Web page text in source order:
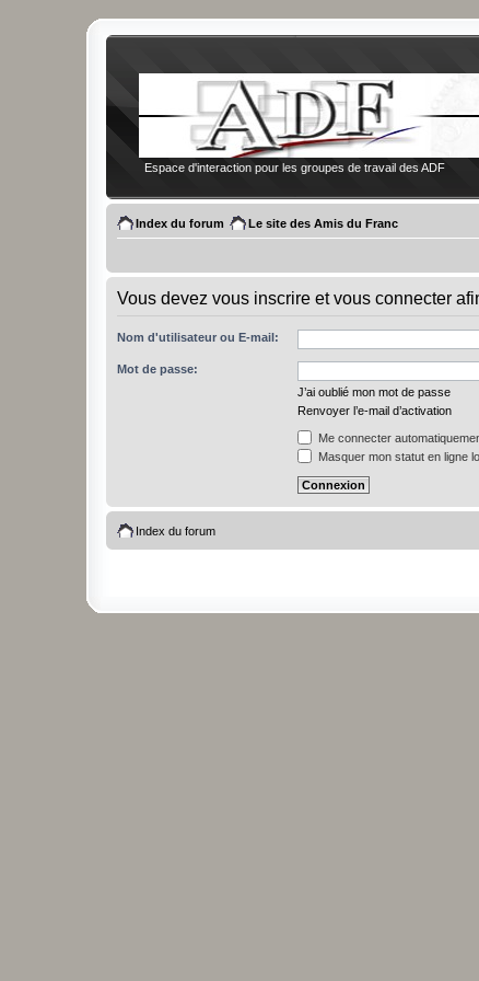
Espace d'interaction pour les groupes de travail des ADF
Index du forum Le site des Amis du Franc
Vous devez vous inscrire et vous connecter
Nom d'utilisateur ou E-mail:
Mot de passe:
J’ai oublié mon mot de passe
Renvoyer l’e-mail d’activation
Me connecter
Masquer mon statut en ligne
Index du forum